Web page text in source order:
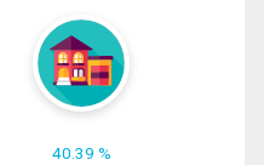
40.39 %